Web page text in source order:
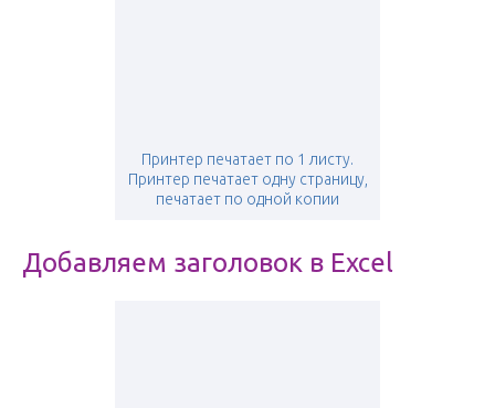
Принтер печатает по 1 листу.
Принтер печатает одну страницу,
печатает по одной копии
Добавляем заголовок в Excel